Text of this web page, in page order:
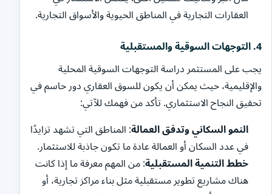
العقارات التجارية في المناطق الحيوية والأسواق التجارية.
4. التوجهات السوقية والمستقبلية
يجب على المستثمر دراسة التوجهات السوقية المحلية
والإقليمية، حيث يمكن أن يكون للسوق العقاري دور حاسم في
تحقيق النجاح الاستثماري. تأكد من فهمك للآتي:
النمو السكاني وتدفق العمالة: المناطق التي تشهد تزايدًا
في عدد السكان أو العمالة عادة ما تكون جاذبة للاستثمار.
خطط التنمية المستقبلية: من المهم معرفة ما إذا كانت
هناك مشاريع تطوير مستقبلية مثل بناء مراكز تجارية، أو